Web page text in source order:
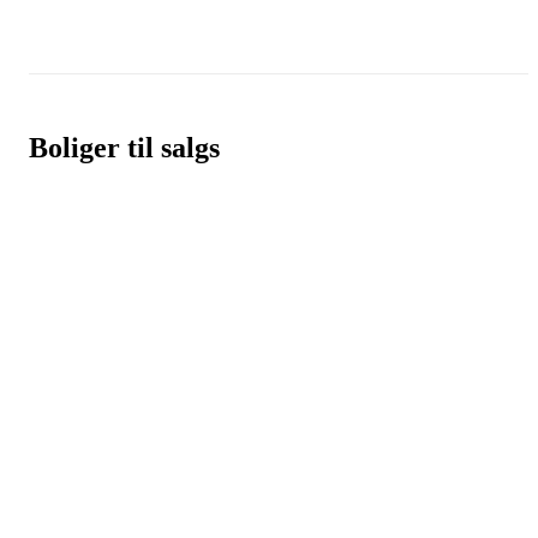
Boliger til salgs